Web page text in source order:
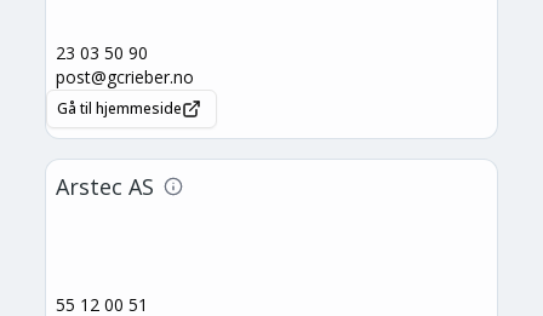
23 03 50 90
post@gcrieber.no
Gå til hjemmeside
Arstec AS
55 12 00 51